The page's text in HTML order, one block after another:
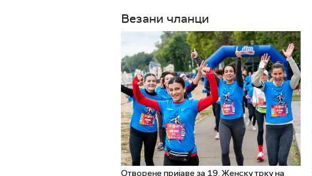
Везани чланци
Отворене пријаве за 19. Женску трку на